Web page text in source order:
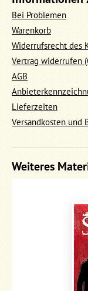
Bei Problemen
Warenkorb
Widerrufsrecht des
Vertrag widerrufen
AGB
Lieferzeiten
Versandkosten und
Weiteres